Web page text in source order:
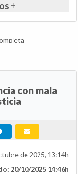
+
con mala
de 2025, 13:14h
20/10/2025 14:46h